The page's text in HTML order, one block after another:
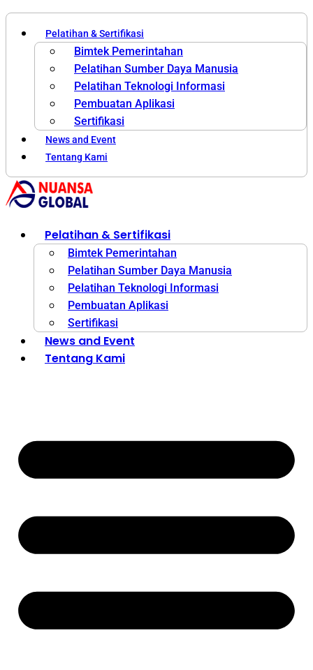
Pelatihan & Sertifikasi
Bimtek Pemerintahan
Pelatihan Sumber Daya Manusia
Pelatihan Teknologi Informasi
Pembuatan Aplikasi
Sertifikasi
News and Event
Tentang Kami
Pelatihan & Sertifikasi
Bimtek Pemerintahan
Pelatihan Sumber Daya Manusia
Pelatihan Teknologi Informasi
Pembuatan Aplikasi
Sertifikasi
News and Event
Tentang Kami